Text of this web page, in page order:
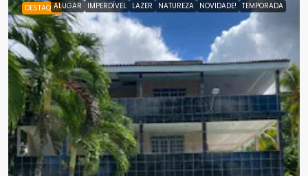
DESTAQUEALUGAR IMPERDÍVEL LAZER NATUREZA NOVIDADE! TEMPORADA